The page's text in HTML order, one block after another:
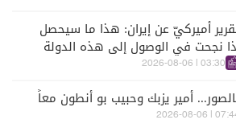
أميركيّ عن إيران: هذا ما سيحصل
نجحت في الوصول إلى هذه الدولة
03:30 | 2026-08-06
أمير يزبك وحبيب بو أنطون معاً
07:44 | 2026-